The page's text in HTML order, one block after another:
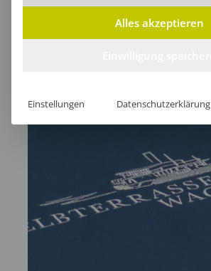
Kundenprojekte
Alles akzeptieren
Einstellungen Datenschutzerklärung